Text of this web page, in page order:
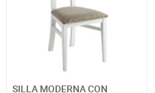
SILLA MODERNA CON